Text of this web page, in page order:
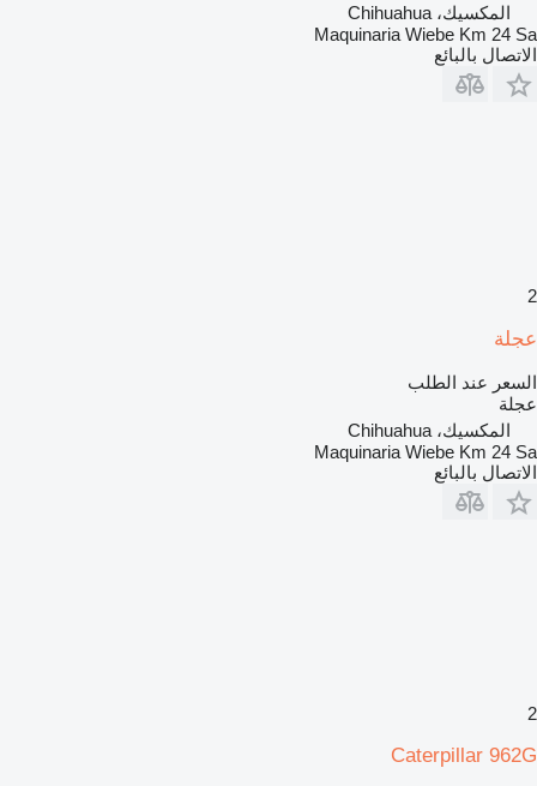
المكسيك، Chihuahua
Maquinaria Wiebe Km 24 Sa
الاتصال بالبائع
2
عجلة
السعر عند الطلب
عجلة
المكسيك، Chihuahua
Maquinaria Wiebe Km 24 Sa
الاتصال بالبائع
2
Caterpillar 962G